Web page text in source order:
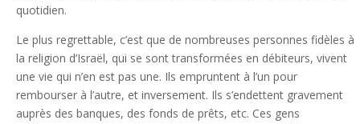
quotidien.
Le plus regrettable, c’est que de nombreuses personnes fidèles à
la religion d’Israël, qui se sont transformées en débiteurs, vivent
une vie qui n’en est pas une. Ils empruntent à l’un pour
rembourser à l’autre, et inversement. Ils s’endettent gravement
auprès des banques, des fonds de prêts, etc. Ces gens